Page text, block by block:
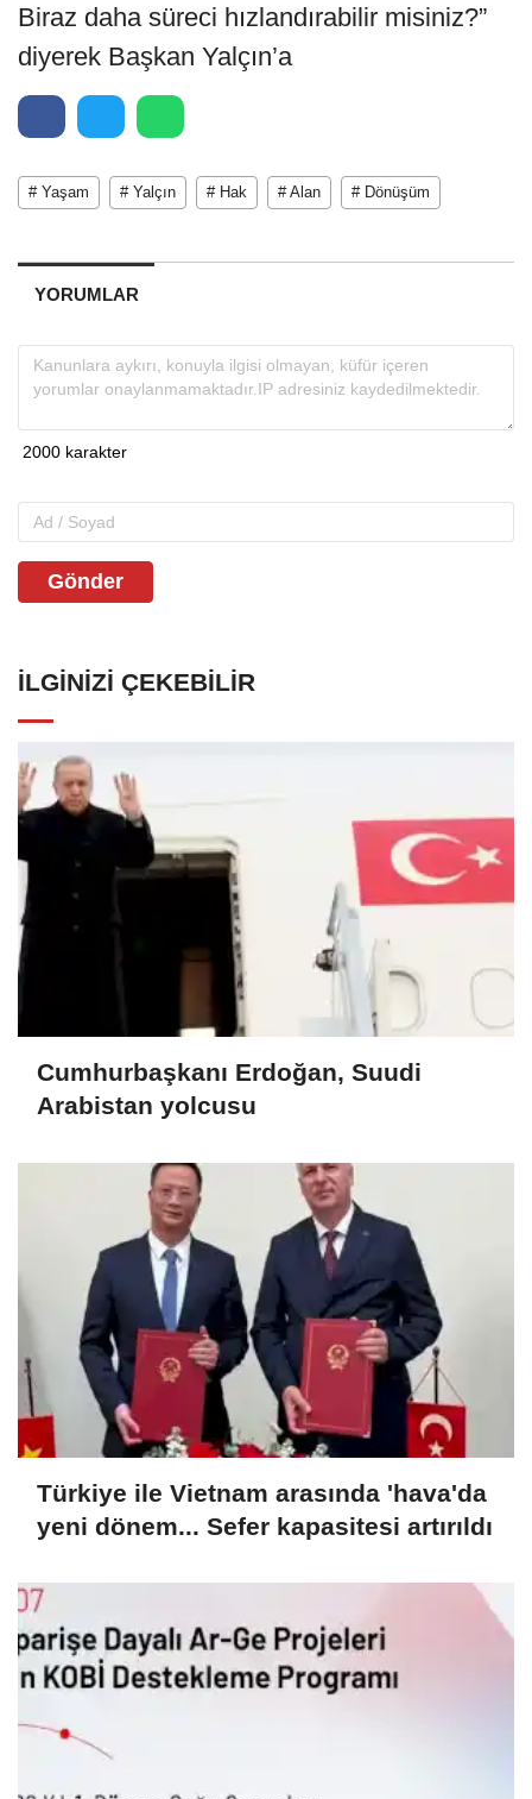
Biraz daha süreci hızlandırabilir misiniz?”
diyerek Başkan Yalçın’a
# Yaşam # Yalçın # Hak # Alan # Dönüşüm
YORUMLAR
Gönder
İLGINIZI ÇEKEBILIR
Cumhurbaşkanı Erdoğan, Suudi
Arabistan yolcusu
Türkiye ile Vietnam arasında 'hava'da
yeni dönem... Sefer kapasitesi artırıldı